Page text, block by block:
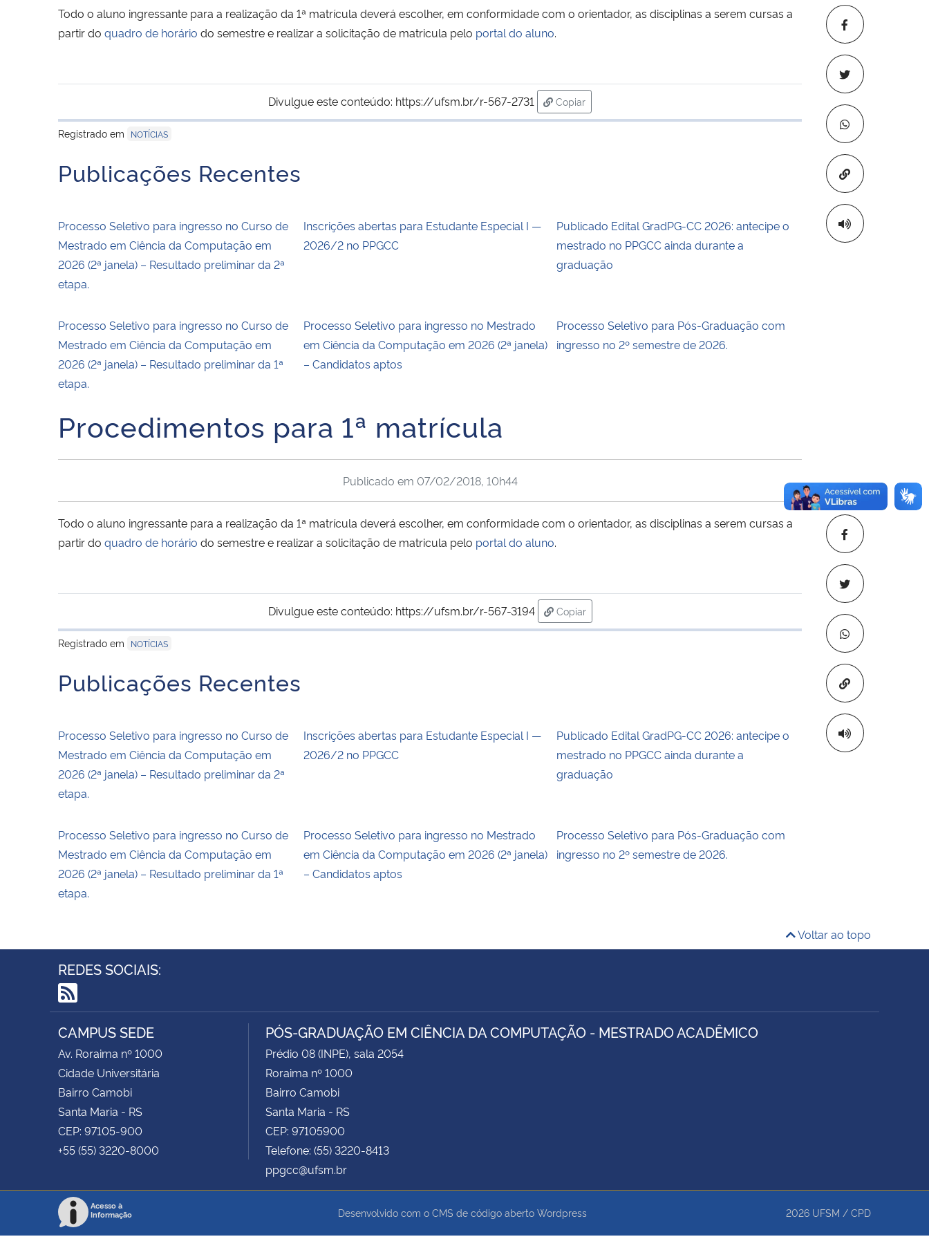
Copiar para
Todo o aluno ingressante para a realização da 1ª matrícula deverá escolher, em conformidade com o orientador, as disciplinas a serem cursas a
partir do quadro de horário do semestre e realizar a solicitação de matricula pelo portal do aluno.
Divulgue este conteúdo: https://ufsm.br/r-567-2731
Copiar
para área de transferência
Registrado em
NOTÍCIAS
Publicações Recentes
Processo Seletivo para ingresso no Curso de
Mestrado em Ciência da Computação em
2026 (2ª janela) – Resultado preliminar da 2ª
etapa.
Inscrições abertas para Estudante Especial I —
2026/2 no PPGCC
Publicado Edital GradPG-CC 2026: antecipe o
mestrado no PPGCC ainda durante a
graduação
Processo Seletivo para ingresso no Curso de
Mestrado em Ciência da Computação em
2026 (2ª janela) – Resultado preliminar da 1ª
etapa.
Processo Seletivo para ingresso no Mestrado
em Ciência da Computação em 2026 (2ª janela)
– Candidatos aptos
Processo Seletivo para Pós-Graduação com
ingresso no 2º semestre de 2026.
Procedimentos para 1ª matrícula
Copiar para
Publicado em 07/02/2018, 10h44
Todo o aluno ingressante para a realização da 1ª matrícula deverá escolher, em conformidade com o orientador, as disciplinas a serem cursas a
partir do quadro de horário do semestre e realizar a solicitação de matricula pelo portal do aluno.
Divulgue este conteúdo: https://ufsm.br/r-567-3194
Copiar
para área de transferência
Registrado em
NOTÍCIAS
Publicações Recentes
Processo Seletivo para ingresso no Curso de
Mestrado em Ciência da Computação em
2026 (2ª janela) – Resultado preliminar da 2ª
etapa.
Inscrições abertas para Estudante Especial I —
2026/2 no PPGCC
Publicado Edital GradPG-CC 2026: antecipe o
mestrado no PPGCC ainda durante a
graduação
Processo Seletivo para ingresso no Curso de
Mestrado em Ciência da Computação em
2026 (2ª janela) – Resultado preliminar da 1ª
etapa.
Processo Seletivo para ingresso no Mestrado
em Ciência da Computação em 2026 (2ª janela)
– Candidatos aptos
Processo Seletivo para Pós-Graduação com
ingresso no 2º semestre de 2026.
Voltar ao topo
REDES SOCIAIS:
RSS
CAMPUS SEDE
Av. Roraima nº 1000
Cidade Universitária
Bairro Camobi
Santa Maria - RS
CEP: 97105-900
+55 (55) 3220-8000
PÓS-GRADUAÇÃO EM CIÊNCIA DA COMPUTAÇÃO - MESTRADO ACADÊMICO
Prédio 08 (INPE), sala 2054
Roraima nº 1000
Bairro Camobi
Santa Maria - RS
CEP: 97105900
Telefone: (55) 3220-8413
ppgcc@ufsm.br
Acesso à
Informação
Desenvolvido com o CMS de código aberto Wordpress 2026 UFSM / CPD